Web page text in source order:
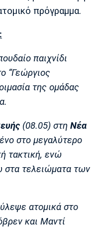
Άρσεναλ
πρόγραμμα.
παιχνίδι
“Γεώργιος
της ομάδας
(08.05) στη Νέα
στο μεγαλύτερο
τακτική, ενώ
στα τελειώματα των
ατομικά στο
και Μαντί